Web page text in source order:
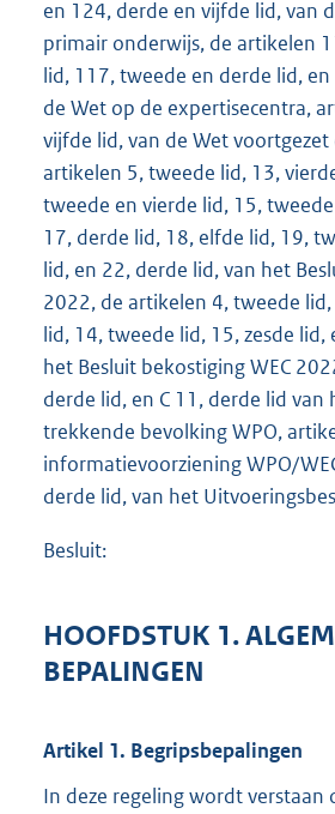
en 124, derde en vijfde lid, van
primair onderwijs, de artikelen
lid, 117, tweede en derde lid,
de Wet op de expertisecentra,
vijfde lid, van de Wet
artikelen 5, tweede lid, 13,
tweede en vierde lid, 15,
17, derde lid, 18, elfde lid, 19,
lid, en 22, derde lid, van het
2022, de artikelen 4, tweede
lid, 14, tweede lid, 15, zesde lid,
het Besluit bekostiging WEC
derde lid, en C 11, derde lid van
trekkende bevolking WPO,
informatievoorziening WPO/
derde lid, van het
Besluit:
HOOFDSTUK 1.
BEPALINGEN
Artikel 1. Begripsbepalingen
In deze regeling wordt verstaan